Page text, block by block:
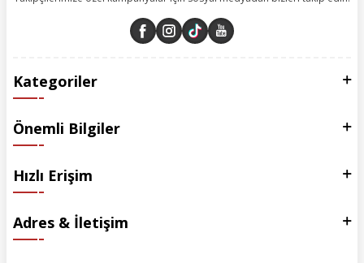
Kategoriler
Önemli Bilgiler
Hızlı Erişim
Adres & İletişim